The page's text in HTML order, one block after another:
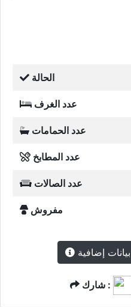
الحالة
عدد الغرف
عدد الحمامات
عدد المطابخ
عدد الصالات
مفروش
بيانات إضافية
شارك :